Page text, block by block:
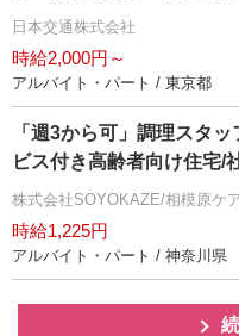
日本交通株式会社
時給2,000円～
アルバイト・パート / 東京都
「週3から可」調理スタ
ビス付き高齢者向け住宅/
株式会社SOYOKAZE/相模原ケ
時給1,225円
アルバイト・パート / 神奈川県